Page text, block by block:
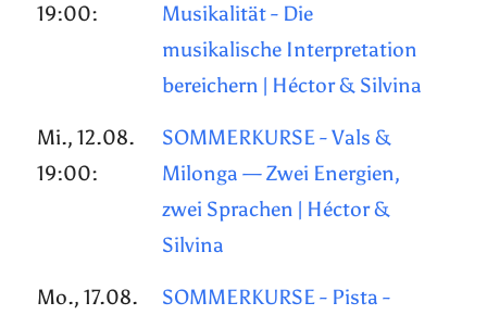
19:00:
Musikalität - Die
musikalische Interpretation
bereichern | Héctor & Silvina
Mi., 12.08.
19:00:
SOMMERKURSE - Vals &
Milonga — Zwei Energien,
zwei Sprachen | Héctor &
Silvina
Mo., 17.08.
SOMMERKURSE - Pista -